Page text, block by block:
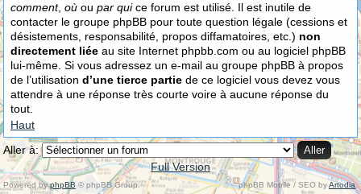
comment, où ou par quice forum est utilisé. Il est inutile de
contacter le groupe phpBB pour toute question légale (cessions et
désistements, responsabilité, propos diffamatoires, etc.) non
directement liée au site Internet phpbb.com ou au logiciel phpBB
lui-même. Si vous adressez un e-mail au groupe phpBB à propos
de l’utilisation d’une tierce partie de ce logiciel vous devez vous
attendre à une réponse très courte voire à aucune réponse du
tout.
Haut
Aller à:
Full Version
Powered byphpBB © phpBB Group. phpBB Mobile / SEO byArtodia.